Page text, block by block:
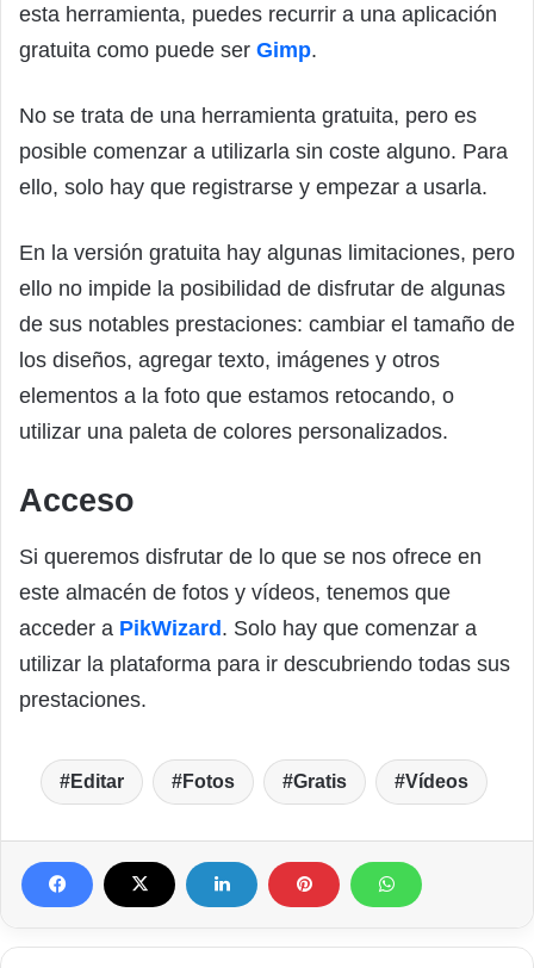
esta herramienta, puedes recurrir a una aplicación
gratuita como puede ser Gimp.
No se trata de una herramienta gratuita, pero es
posible comenzar a utilizarla sin coste alguno. Para
ello, solo hay que registrarse y empezar a usarla.
En la versión gratuita hay algunas limitaciones, pero
ello no impide la posibilidad de disfrutar de algunas
de sus notables prestaciones: cambiar el tamaño de
los diseños, agregar texto, imágenes y otros
elementos a la foto que estamos retocando, o
utilizar una paleta de colores personalizados.
Acceso
Si queremos disfrutar de lo que se nos ofrece en
este almacén de fotos y vídeos, tenemos que
acceder a PikWizard . Solo hay que comenzar a
utilizar la plataforma para ir descubriendo todas sus
prestaciones.
Editar Fotos Gratis Vídeos